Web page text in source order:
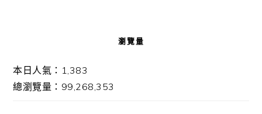
瀏覽量
本日人氣：1,383
總瀏覽量：99,268,353